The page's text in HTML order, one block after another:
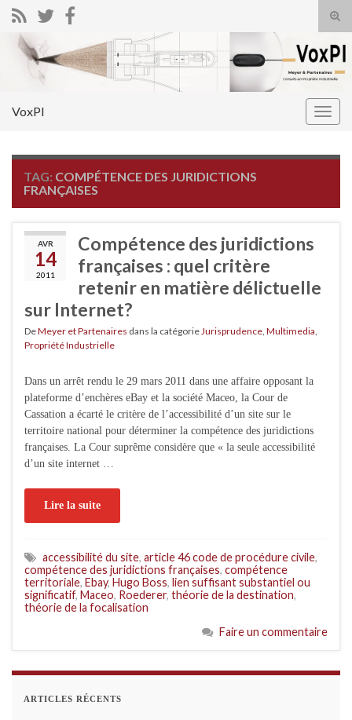
Search for:
VoxPI
TAG: COMPÉTENCE DES JURIDICTIONS
FRANÇAISES
AVR
14
2011
Compétence des juridictions
françaises : quel critère
retenir en matière délictuelle
sur Internet?
DeMeyer et Partenaires dans la catégorie Jurisprudence Multimedia
Propriété Industrielle
Dans un arrêt rendu le 29 mars 2011 dans une affaire opposant la
plateforme d’enchères eBay et la société Maceo, la Cour de
Cassation a écarté le critère de l’accessibilité d’un site sur le
territoire national pour déterminer la compétence des juridictions
françaises. La Cour suprême considère que « la seule accessibilité
d’un site internet …
Lire la suite
accessibilité du site, article 46 code de procédure civile,
compétence des juridictions françaises, compétence
territoriale, Ebay, Hugo Boss, lien suffisant substantiel ou
significatif, Maceo, Roederer, théorie de la destination,
théorie de la focalisation
Faire un commentaire
ARTICLES RÉCENTS